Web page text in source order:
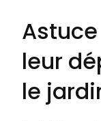
leur
le